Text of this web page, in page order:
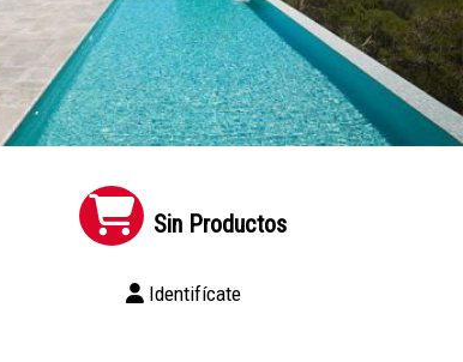
Sin Productos
Identifícate